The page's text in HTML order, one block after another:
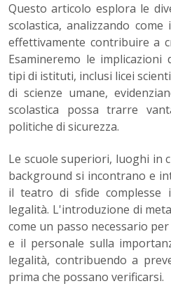
Questo articolo esplora le
scolastica, analizzando
effettivamente contribuire a
Esamineremo le
tipi di istituti, inclusi licei
di scienze umane,
scolastica possa trarre
politiche di sicurezza.
Le scuole superiori, luoghi in
background si incontrano e
il teatro di sfide complesse
legalità. L'introduzione di
come un passo necessario
e il personale sulla
legalità, contribuendo a
prima che possano verificarsi.